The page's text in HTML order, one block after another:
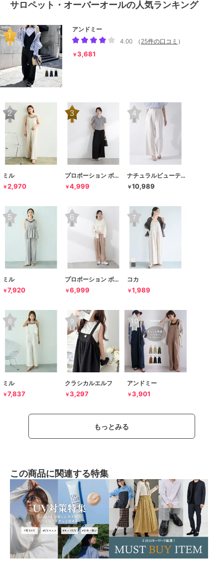
サロペット・オーバーオールの人気ランキング
アンドミー
4.00
（ 25件の口コミ ）
￥3,681
ミル
￥2,970
プロポーション ボディドレッシング
￥4,999
ナチュラルビューティーベーシック
￥10,989
ミル
￥7,920
プロポーション ボディドレッシング
￥6,999
コカ
￥1,989
ミル
￥7,837
クラシカルエルフ
￥3,297
アンドミー
￥3,901
もっとみる
この商品に関連する特集